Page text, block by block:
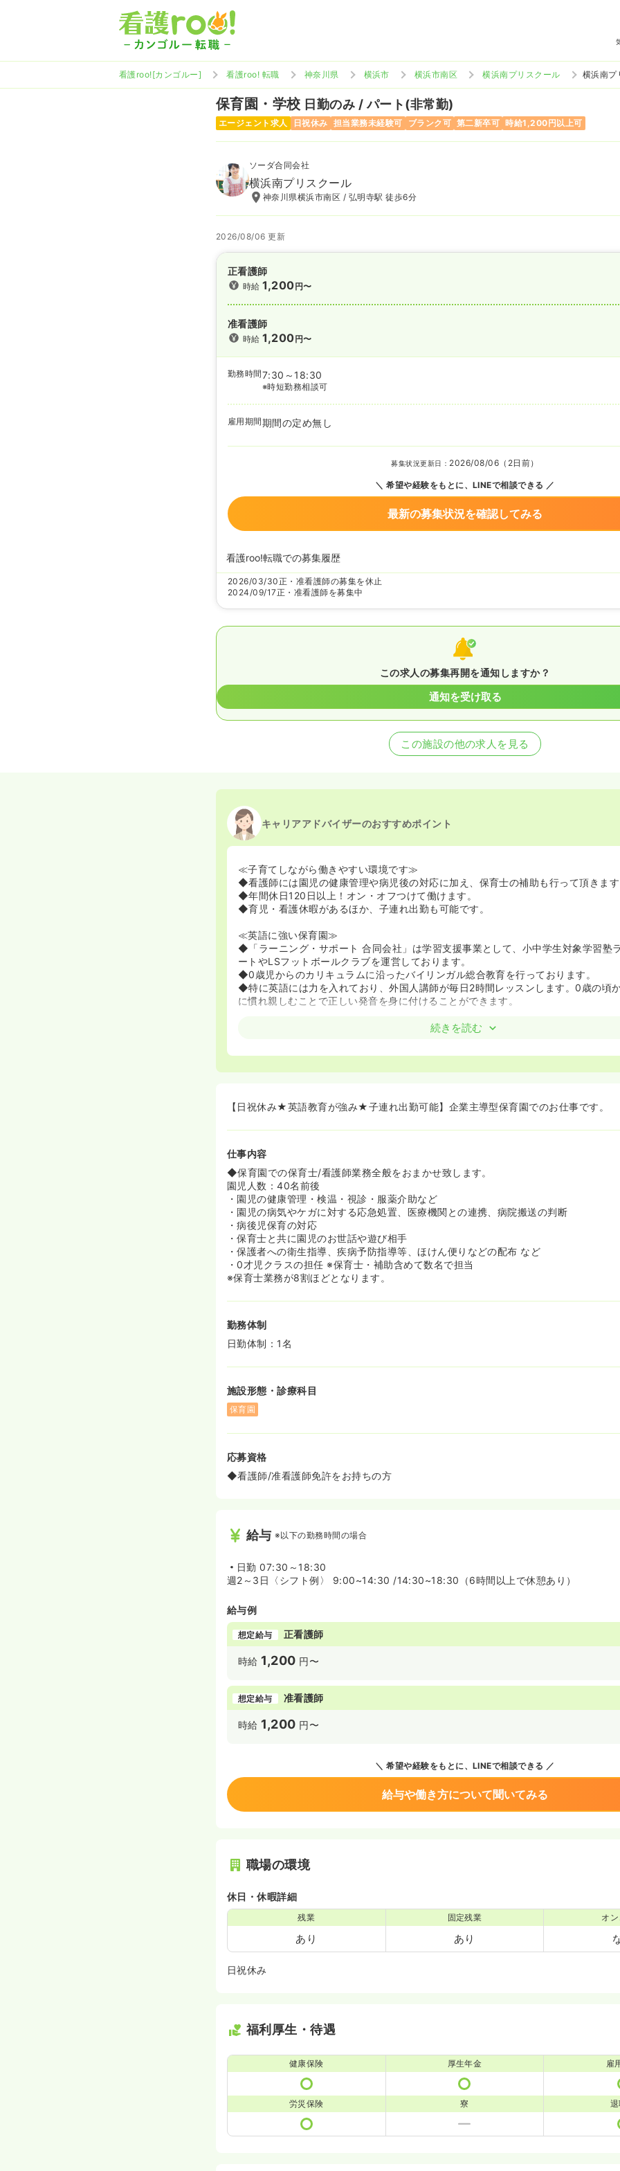
看護roo![カンゴルー] 看護roo! 転職 神奈川県 横浜市 横浜市南区 横浜南プリスクール 横浜南プ
保育園・学校 日勤のみ / パート(非常勤)
エージェント求人 日祝休み 担当業務未経験可 ブランク可 第二新卒可 時給1,200円以上可
ソーダ合同会社
横浜南プリスクール
神奈川県横浜市南区 / 弘明寺駅 徒歩6分
2026/08/06 更新
正看護師
時給1,200円〜
准看護師
時給1,200円〜
勤務時間7:30～18:30
※時短勤務相談可
雇用期間期間の定め無し
募集状況更新日： 2026/08/06（2日前）
希望や経験をもとに、LINEで相談できる
最新の募集状況を確認してみる
看護roo!転職での募集履歴
2026/03/30正・准看護師の募集を休止
2024/09/17正・准看護師を募集中
この求人の募集再開を通知しますか？
通知を受け取る
この施設の他の求人を見る
キャリアアドバイザーのおすすめポイント
≪子育てしながら働きやすい環境です≫
◆看護師には園児の健康管理や病児後の対応に加え、保育士の補助も行って頂きま
◆年間休日120日以上！オン・オフつけて働けます。
◆育児・看護休暇があるほか、子連れ出勤も可能です。
≪英語に強い保育園≫
◆「ラーニング・サポート 合同会社」は学習支援事業として、小中学生対象学習塾
ートやLSフットボールクラブを運営しております。
◆0歳児からのカリキュラムに沿ったバイリンガル総合教育を行っております。
◆特に英語には力を入れており、外国人講師が毎日2時間レッスンします。0歳の頃
に慣れ親しむことで正しい発音を身に付けることができます。
続きを読む
【日祝休み★英語教育が強み★子連れ出勤可能】企業主導型保育園でのお仕事です。
仕事内容
◆保育園での保育士/看護師業務全般をおまかせ致します。
園児人数：40名前後
・園児の健康管理・検温・視診・服薬介助など
・園児の病気やケガに対する応急処置、医療機関との連携、病院搬送の判断
・病後児保育の対応
・保育士と共に園児のお世話や遊び相手
・保護者への衛生指導、疾病予防指導等、ほけん便りなどの配布 など
・0才児クラスの担任 ※保育士・補助含めて数名で担当
※保育士業務が8割ほどとなります。
勤務体制
日勤体制：1名
施設形態・診療科目
保育園
応募資格
◆看護師/准看護師免許をお持ちの方
給与 ※以下の勤務時間の場合
日勤 07:30～18:30
週2～3日〈シフト例〉 9:00~14:30 /14:30~18:30（6時間以上で休憩あり）
給与例
想定給与 正看護師
時給 1,200 円〜
想定給与 准看護師
時給 1,200 円〜
希望や経験をもとに、LINEで相談できる
給与や働き方について聞いてみる
職場の環境
休日・休暇詳細
残業
あり
固定残業
あり
オ
日祝休み
福利厚生・待遇
健康保険 厚生年金 雇
労災保険 寮